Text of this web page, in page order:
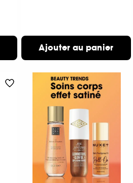
Ajouter au panier